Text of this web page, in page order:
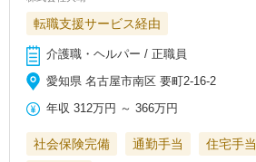
転職支援サービス経由
介護職・ヘルパー / 正職員
愛知県 名古屋市南区 要町2-16-2
年収 312万円 ～366万円
社会保険完備 通勤手当 住宅手当